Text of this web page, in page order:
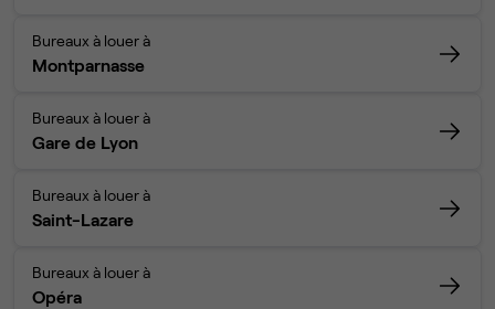
Bureaux à louer à
Montparnasse
Bureaux à louer à
Gare de Lyon
Bureaux à louer à
Saint-Lazare
Bureaux à louer à
Opéra